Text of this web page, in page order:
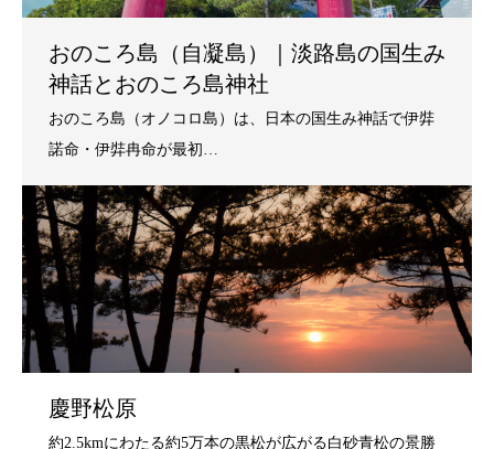
おのころ島（自凝島）｜淡路島の国生み
神話とおのころ島神社
慶野松原